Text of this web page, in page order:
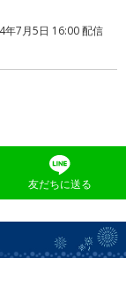
年7月5日 16:00 配信
友だちに送る